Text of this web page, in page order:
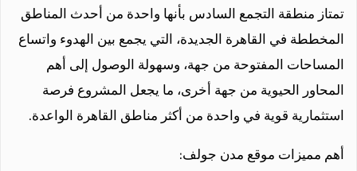
تمتاز منطقة التجمع السادس بأنها واحدة من أحدث المناطق
المخططة في القاهرة الجديدة، التي يجمع بين الهدوء واتساع
المساحات المفتوحة من جهة، وسهولة الوصول إلى أهم
المحاور الحيوية من جهة أخرى، ما يجعل المشروع فرصة
استثمارية قوية في واحدة من أكثر مناطق القاهرة الواعدة.
أهم مميزات موقع مدن جولف: